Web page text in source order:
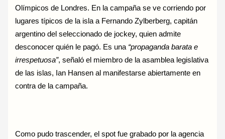
Olímpicos de Londres. En la campaña se ve corriendo por
lugares típicos de la isla a Fernando Zylberberg, capitán
argentino del seleccionado de jockey, quien admite
desconocer quién le pagó. Es una “propaganda barata e
irrespetuosa”, señaló el miembro de la asamblea legislativa
de las islas, Ian Hansen al manifestarse abiertamente en
contra de la campaña.
Como pudo trascender, el spot fue grabado por la agencia